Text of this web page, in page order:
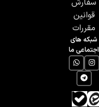
سفارش
قوانین
مقررات
شبکه های
اجتماعی ما